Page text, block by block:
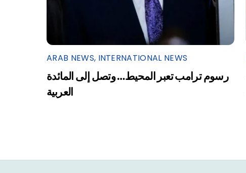
ARAB NEWS, INTERNATIONAL NEWS
رسوم ترامب تعبر المحيط… وتصل إلى المائدة
العربية